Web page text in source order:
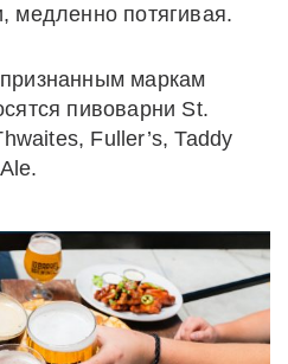
медленно потягивая.
маркам
пивоварни St.
Fuller’s, Taddy